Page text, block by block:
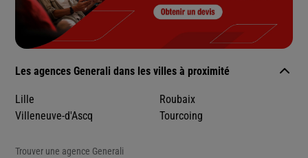
Les agences Generali dans les villes à proximité
Lille
Villeneuve-d'Ascq
Roubaix
Tourcoing
Trouver une agence Generali